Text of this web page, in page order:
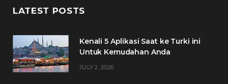
c
b
t
a
e
LATEST POSTS
Kenali 5 Aplikasi Saat ke Turki ini
Untuk Kemudahan Anda
JULY 2, 2026